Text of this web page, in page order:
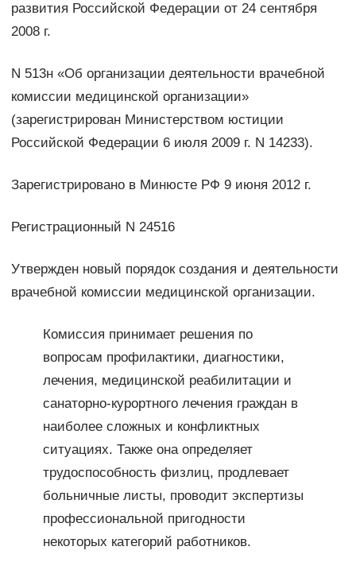
развития Российской Федерации от 24 сентября
2008 г.
N 513н «Об организации деятельности врачебной
комиссии медицинской организации»
(зарегистрирован Министерством юстиции
Российской Федерации 6 июля 2009 г. N 14233).
Зарегистрировано в Минюсте РФ 9 июня 2012 г.
Регистрационный N 24516
Утвержден новый порядок создания и деятельности
врачебной комиссии медицинской организации.
Комиссия принимает решения по
вопросам профилактики, диагностики,
лечения, медицинской реабилитации и
санаторно-курортного лечения граждан в
наиболее сложных и конфликтных
ситуациях. Также она определяет
трудоспособность физлиц, продлевает
больничные листы, проводит экспертизы
профессиональной пригодности
некоторых категорий работников.